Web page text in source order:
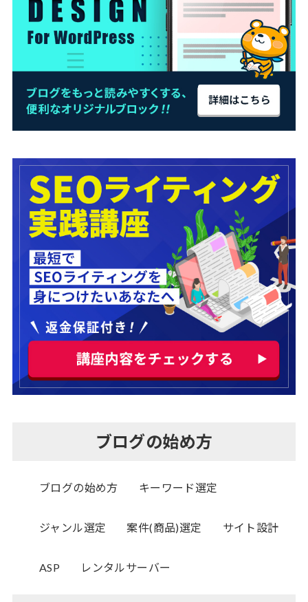
ブログの始め方
ブログの始め方 キーワード選定
ジャンル選定 案件(商品)選定 サイト設計
ASP レンタルサーバー